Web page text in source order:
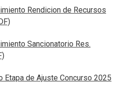
Rendicion de Recursos
Se abre en nueva pestana
Sancionatorio Res.
Se abre en nueva pestana
Etapa de Ajuste Concurso 2025
pestana